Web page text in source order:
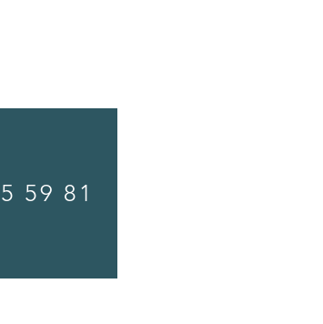
59 81